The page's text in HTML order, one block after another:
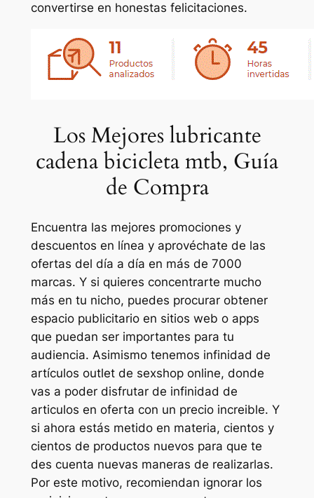
convertirse en honestas felicitaciones.
Los Mejores lubricante
cadena bicicleta mtb, Guía
de Compra
Encuentra las mejores promociones y
descuentos en línea y aprovéchate de las
ofertas del día a día en más de 7000
marcas. Y si quieres concentrarte mucho
más en tu nicho, puedes procurar obtener
espacio publicitario en sitios web o apps
que puedan ser importantes para tu
audiencia. Asimismo tenemos infinidad de
artículos outlet de sexshop online, donde
vas a poder disfrutar de infinidad de
articulos en oferta con un precio increible. Y
si ahora estás metido en materia, cientos y
cientos de productos nuevos para que te
des cuenta nuevas maneras de realizarlas.
Por este motivo, recomiendan ignorar los